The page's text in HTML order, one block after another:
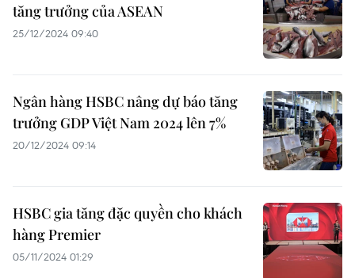
tăng trưởng của ASEAN
25/12/2024 09:40
Ngân hàng HSBC nâng dự báo tăng
trưởng GDP Việt Nam 2024 lên 7%
20/12/2024 09:14
HSBC gia tăng đặc quyền cho khách
hàng Premier
05/11/2024 01:29